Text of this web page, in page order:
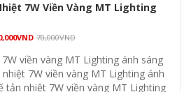
7W Viền Vàng MT Lighting
VND 70,000VND
viền vàng MT Lighting ánh sáng
7W viền vàng MT Lighting ánh
tản nhiệt 7W viền vàng MT Lighting